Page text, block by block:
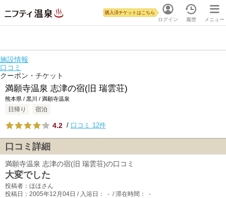
ログイン
購入済チケットはこちら
履歴 メニュー
施設情報
口コミ
クーポン・チケット
満願寺温泉 志津の宿(旧 瑞雲荘)
熊本県 / 黒川 / 満願寺温泉
日帰り 宿泊
4.2 / 口コミ 12件
口コミ詳細
満願寺温泉 志津の宿(旧 瑞雲荘)の口コミ
大変でした
投稿者：ほほさん
投稿日：2005年12月04日 / 入浴日： - / 滞在時間： -